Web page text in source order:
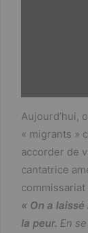
Aujourd’hui,
« migrants »
accorder de
cantatrice
« On a
la peur. En